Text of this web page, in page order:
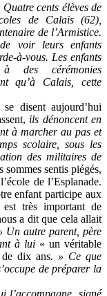
Quatre cents élèves de
de Calais (62),
de l’Armistice.
voir leurs enfants
à-vous. Les enfants
des cérémonies
qu’à Calais, cette
disent aujourd’hui
ils dénoncent en
à marcher au pas et
scolaire, sous les
des militaires de
sommes sentis piégés,
de l’Esplanade.
enfant participe aux
très important de
a dit que cela allait
Un autre parent, père
à lui« un véritable
dix ans. » Ce que
de préparer la
l’accompagne, signé